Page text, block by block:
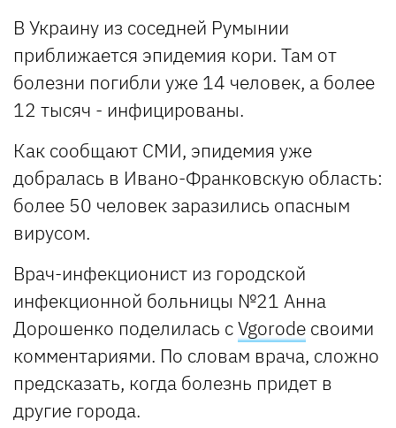
В Украину из соседней Румынии
приближается эпидемия кори. Там от
болезни погибли уже 14 человек, а более
12 тысяч - инфицированы.
Как сообщают СМИ, эпидемия уже
добралась в Ивано-Франковскую область:
более 50 человек заразились опасным
вирусом.
Врач-инфекционист из городской
инфекционной больницы №21 Анна
Дорошенко поделилась сVgorode своими
комментариями. По словам врача, сложно
предсказать, когда болезнь придет в
другие города.